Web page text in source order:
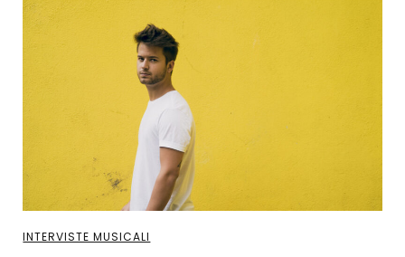
INTERVISTE MUSICALI